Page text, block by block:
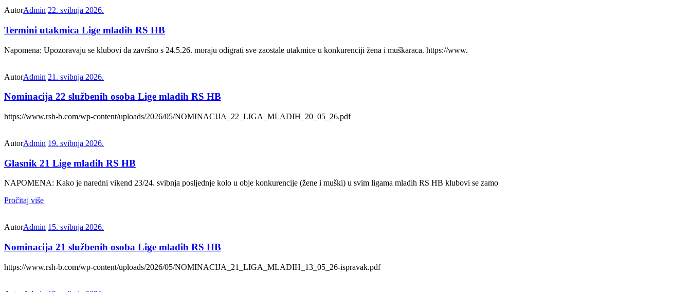
AutorAdmin 22. svibnja 2026.
Termini utakmica Lige mladih RS HB
Napomena: Upozoravaju se klubovi da završno s 24.5.26. moraju odigrati sve zaostale utakmice u konkurenciji žena i muškaraca. https://www.
AutorAdmin 21. svibnja 2026.
Nominacija 22 službenih osoba Lige mladih RS HB
https://www.rsh-b.com/wp-content/uploads/2026/05/NOMINACIJA_22_LIGA_MLADIH_20_05_26.pdf
AutorAdmin 19. svibnja 2026.
Glasnik 21 Lige mladih RS HB
NAPOMENA: Kako je naredni vikend 23/24. svibnja posljednje kolo u obje konkurencije (žene i muški) u svim ligama mladih RS HB klubovi se zamo
Pročitaj više
AutorAdmin 15. svibnja 2026.
Nominacija 21 službenih osoba Lige mladih RS HB
https://www.rsh-b.com/wp-content/uploads/2026/05/NOMINACIJA_21_LIGA_MLADIH_13_05_26-ispravak.pdf